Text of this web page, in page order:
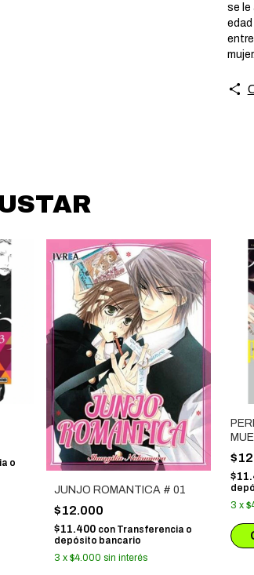
se le
o
JUNJO ROMANTICA # 01
$12.000
$11.400 con Transferencia o
depósito bancario
3 x $4.000 sin interés
3 x